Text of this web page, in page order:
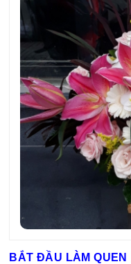
BẮT ĐẦU LÀM QUEN